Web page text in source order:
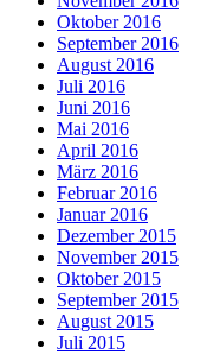
Oktober 2016
September 2016
August 2016
Juli 2016
Juni 2016
Mai 2016
April 2016
März 2016
Februar 2016
Januar 2016
Dezember 2015
November 2015
Oktober 2015
September 2015
August 2015
Juli 2015